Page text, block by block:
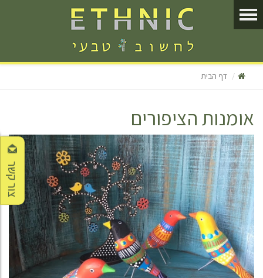
דף הבית
אומנות הציפורים
צור קשר